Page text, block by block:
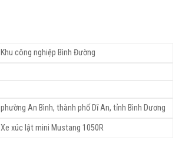
Khu công nghiệp Bình Đường
phường An Bình, thành phố Dĩ An, tỉnh Bình Dương
Xe xúc lật mini Mustang 1050R